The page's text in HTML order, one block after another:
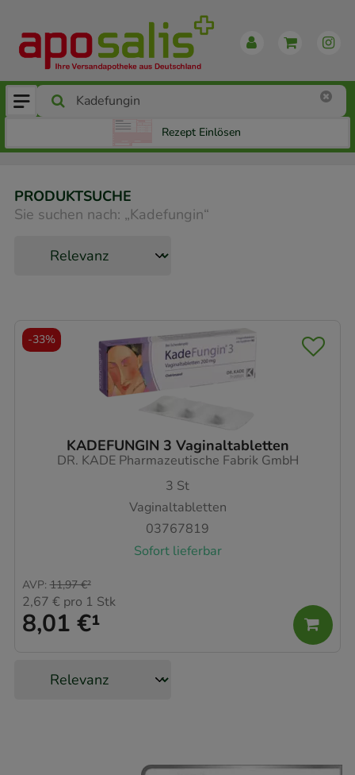
Rezept Einlösen
PRODUKTSUCHE
Sie suchen nach: „Kadefungin“
KADEFUNGIN 3 Vaginaltabletten
DR. KADE Pharmazeutische Fabrik GmbH
3 St
Vaginaltabletten
03767819
Sofort lieferbar
8,01 €¹
AVP: 11,97 €²
2,67 € pro 1 Stk
-33%